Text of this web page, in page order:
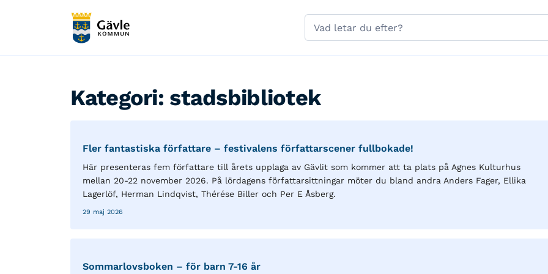
Sök
på
Kategori: stadsbibliotek
Fler fantastiska författare – festivalens författarscener fullbokade!
Här presenteras fem författare till årets upplaga av Gävlit som kommer att ta plats på Agnes Kulturhus
mellan 20-22 november 2026. På lördagens författarsittningar möter du bland andra Anders Fager, Ellika
Lagerlöf, Herman Lindqvist, Thérése Biller och Per E Åsberg.
29 maj 2026
Sommarlovsboken – för barn 7-16 år